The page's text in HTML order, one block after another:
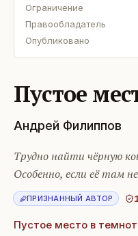
Ограничение
Правообладатель
Опубликовано
Пустое
Андрей Филиппов
Трудно найти чёрную
Особенно, если её там
ПРИЗНАННЫЙ АВТОР
Пустое место в